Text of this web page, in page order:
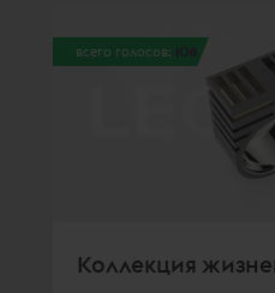
всего голосов: 108
Коллекция